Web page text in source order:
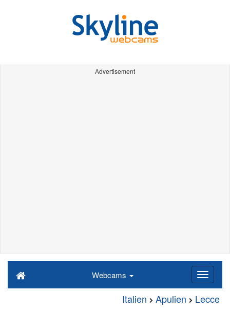
Advertisement
Webcams
Italien Apulien Lecce